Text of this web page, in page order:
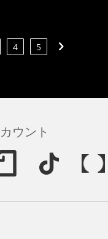
4 5
ウント